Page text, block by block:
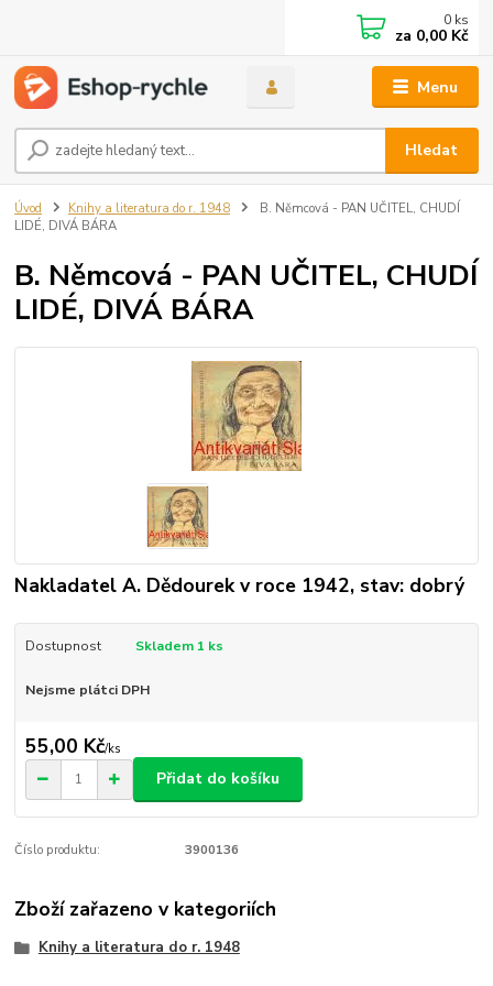
Menu
Hledat
0 ks
za 0,00 Kč
Úvod Knihy a literatura do r. 1948
B. Němcová - PAN UČITEL, CHUDÍ
LIDÉ, DIVÁ BÁRA
B. Němcová - PAN UČITEL, CHUDÍ
LIDÉ, DIVÁ BÁRA
Nakladatel A. Dědourek v roce 1942, stav: dobrý
Dostupnost Skladem 1 ks
Nejsme plátci DPH
55,00 Kč/ks
Přidat do košíku
Číslo produktu: 3900136
Zboží zařazeno v kategoriích
Knihy a literatura do r. 1948